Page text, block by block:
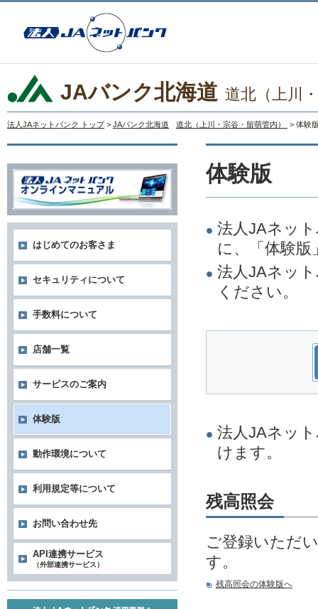
JAバンク北海道 道北（上川
法人JAネットバンク トップ > JAバンク北海道 道北（上川・宗谷・留萌管内） > 体験
体験版
法人JAネッ
に、「体験
法人JAネッ
ください。
法人JAネッ
けます。
残高照会
ご登録いただ
す。
残高照会の体験版へ
はじめてのお客さま
セキュリティについて
手数料について
店舗一覧
サービスのご案内
体験版
動作環境について
利用規定等について
お問い合わせ先
API連携サービス
（外部連携サービス）